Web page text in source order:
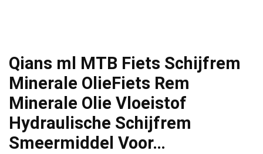
Qians ml MTB Fiets Schijfrem
Minerale OlieFiets Rem
Minerale Olie Vloeistof
Hydraulische Schijfrem
Smeermiddel Voor…